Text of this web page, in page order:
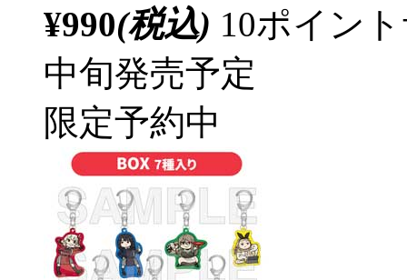
¥990(税込) 10ポイン
中旬発売予定
限定予約中